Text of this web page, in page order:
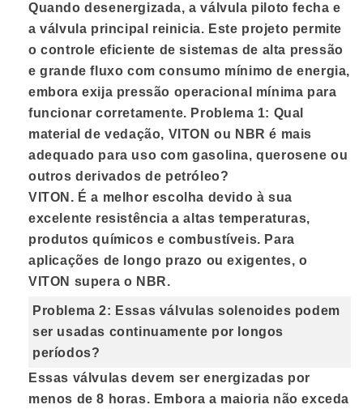
Quando desenergizada, a válvula piloto fecha e
a válvula principal reinicia. Este projeto permite
o controle eficiente de sistemas de alta pressão
e grande fluxo com consumo mínimo de energia,
embora exija pressão operacional mínima para
funcionar corretamente. Problema 1: Qual
material de vedação, VITON ou NBR é mais
adequado para uso com gasolina, querosene ou
outros derivados de petróleo?
VITON. É a melhor escolha devido à sua
excelente resistência a altas temperaturas,
produtos químicos e combustíveis. Para
aplicações de longo prazo ou exigentes, o
VITON supera o NBR.
Problema 2: Essas válvulas solenoides podem
ser usadas continuamente por longos
períodos?
Essas válvulas devem ser energizadas por
menos de 8 horas. Embora a maioria não exceda